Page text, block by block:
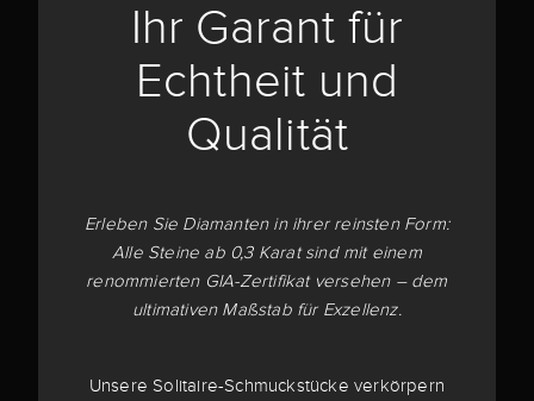
Ihr Garant für
Echtheit und
Qualität
Erleben Sie Diamanten in ihrer reinsten Form:
Alle Steine ab 0,3 Karat sind mit einem
renommierten GIA-Zertifikat versehen – dem
ultimativen Maßstab für Exzellenz.
Unsere Solitaire-Schmuckstücke verkörpern